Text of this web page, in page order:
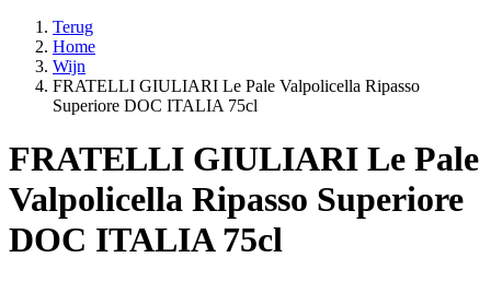
Terug
Home
Wijn
FRATELLI GIULIARI Le Pale Valpolicella Ripasso
Superiore DOC ITALIA 75cl
FRATELLI GIULIARI Le Pale
Valpolicella Ripasso Superiore
DOC ITALIA 75cl